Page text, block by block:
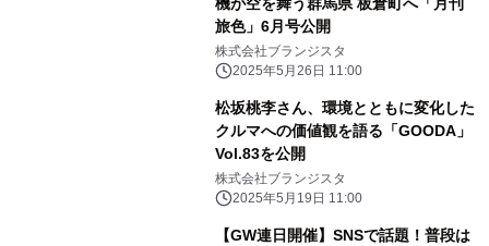
旅色」6月号公開
株式会社ブランジスタ
2025年5月26日 11:00
松坂桃李さん、環境とともに変化した
クルマへの価値観を語る「GOODA」
Vol.83を公開
株式会社ブランジスタ
2025年5月19日 11:00
【GW連日開催】SNSで話題！普段は